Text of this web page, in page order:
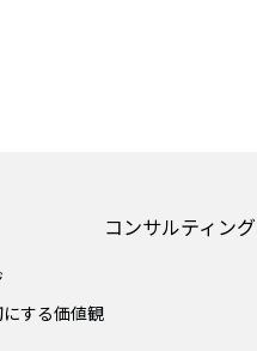
する価値観
コンサルティング